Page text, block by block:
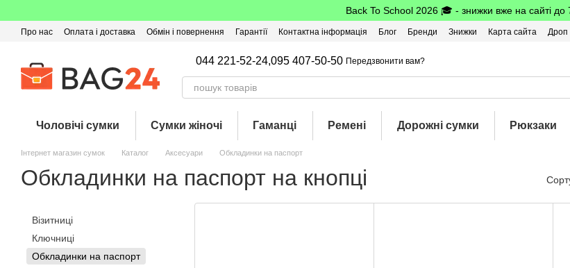
Back To School 2026 🎓 - знижки вже на сайті до
Про нас Оплата і доставка Обмін і повернення Гарантії Контактна інформація Блог Бренди Знижки Карта сайта
Дроп
044 221-52-24,095 407-50-50 Передзвонити вам?
Чоловічі сумки Сумки жіночі Гаманці Ремені Дорожні сумки Рюкзаки
Інтернет магазин сумок Каталог Аксесуари Обкладинки на паспорт
Обкладинки на паспорт на кнопці
Візитниці
Ключниці
Обкладинки на паспорт